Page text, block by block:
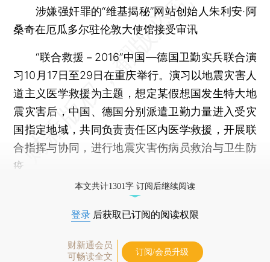
涉嫌强奸罪的“维基揭秘”网站创始人朱利安·阿
桑奇在厄瓜多尔驻伦敦大使馆接受审讯
“联合救援－2016”中国—德国卫勤实兵联合演
习10月17日至29日在重庆举行。演习以地震灾害人
道主义医学救援为主题，想定某假想国发生特大地
震灾害后，中国、德国分别派遣卫勤力量进入受灾
国指定地域，共同负责责任区内医学救援，开展联
合指挥与协同，进行地震灾害伤病员救治与卫生防
疫
本文共计1301字 订阅后继续阅读
登录 后获取已订阅的阅读权限
财新通会员
可畅读全文
订阅/会员升级